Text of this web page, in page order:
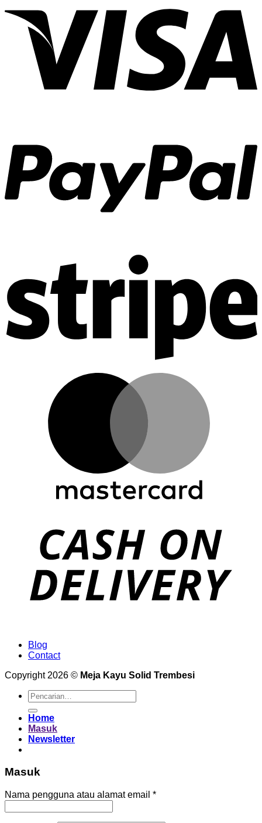
Blog
Contact
Copyright 2026 © Meja Kayu Solid Trembesi
Pencarian
untuk:
Home
Masuk
Newsletter
Masuk
Nama pengguna atau alamat email *Wajib